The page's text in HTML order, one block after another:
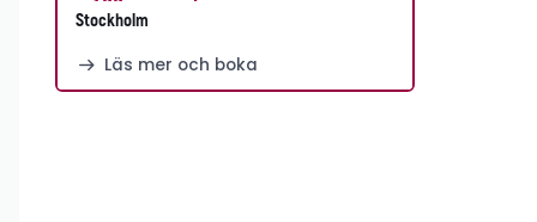
Stockholm
Läs mer och boka